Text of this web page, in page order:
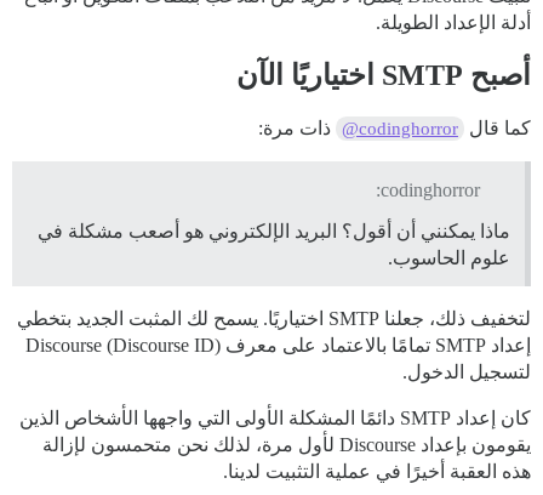
أدلة الإعداد الطويلة.
أصبح SMTP اختياريًا الآن
كما قال @codinghorror ذات مرة:
codinghorror:
ماذا يمكنني أن أقول؟ البريد الإلكتروني هو أصعب مشكلة في
علوم الحاسوب.
لتخفيف ذلك، جعلنا SMTP اختياريًا. يسمح لك المثبت الجديد بتخطي
إعداد SMTP تمامًا بالاعتماد على معرف Discourse (Discourse ID)
لتسجيل الدخول.
كان إعداد SMTP دائمًا المشكلة الأولى التي واجهها الأشخاص الذين
يقومون بإعداد Discourse لأول مرة، لذلك نحن متحمسون لإزالة
هذه العقبة أخيرًا في عملية التثبيت لدينا.